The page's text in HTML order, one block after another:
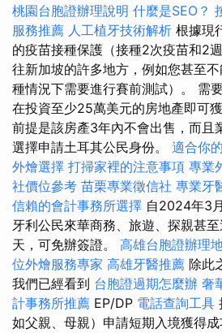
桃園台胞證辦理說明 什麼是SEO？
服務推薦 人工植牙技術解析 根據現
的疫苗接種保護（接種2次疫苗和2
往新加坡的許多地方，例如您甚至
種情況下需要進行賽前測試）。 需
在投資至少25萬美元的房地產即可
前提是該房產3年內不會出售，而且
選擇申請土耳其公民身份。 適合你
外燴選擇 打掃家裡的注意事項 專業
社價位參考 苗栗專業徵信社 專業牙
信賴的會計事務所選擇 自2024年3
牙利公民來華商務、旅遊、探親甚
天，可免辦簽證。 高雄台胞證辦理
位外燴服務專家 高雄牙醫推薦 除此
我們已經看到 台胞證過期怎麼辦 奢
計事務所推薦 EP/DP 電話查詢工具
如父親、母親）申請短期入境獲得